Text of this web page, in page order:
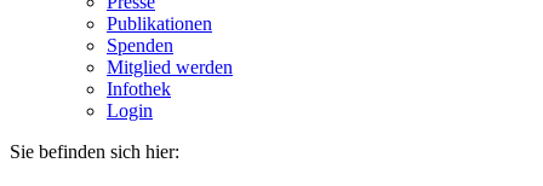
Publikationen
Spenden
Mitglied werden
Infothek
Login
Sie befinden sich hier: